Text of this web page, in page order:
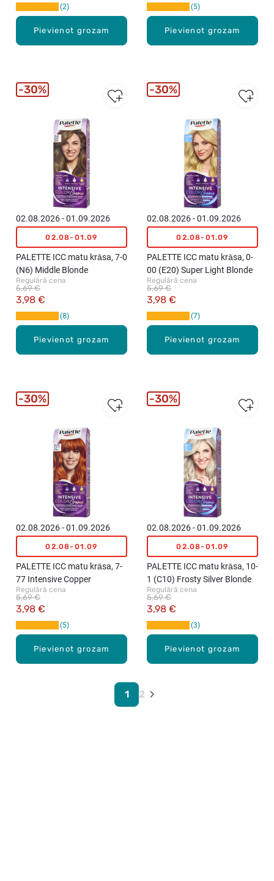
Pievienot grozam
2
Pievienot grozam
5
Pievienot grozam
02.08.2026 - 01.09.2026
02.08-01.09
PALETTE ICC matu krāsa, 7-0
(N6) Middle Blonde
Regulārā cena
3,98 €
5,69 €
8
30%
Pievienot grozam
02.08.2026 - 01.09.2026
02.08-01.09
PALETTE ICC matu krāsa, 0-
00 (E20) Super Light Blonde
Regulārā cena
3,98 €
5,69 €
7
30%
Pievienot grozam
02.08.2026 - 01.09.2026
02.08-01.09
PALETTE ICC matu krāsa, 7-
77 Intensive Copper
Regulārā cena
3,98 €
5,69 €
5
30%
Pievienot grozam
02.08.2026 - 01.09.2026
02.08-01.09
PALETTE ICC matu krāsa, 10-
1 (C10) Frosty Silver Blonde
Regulārā cena
3,98 €
5,69 €
3
30%
1 2